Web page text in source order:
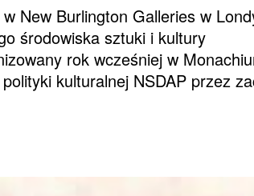
New Burlington Galleries w
środowiska sztuki i kultury
rok wcześniej w
kulturalnej NSDAP przez